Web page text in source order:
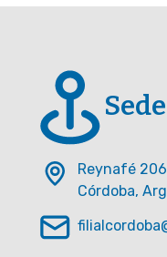
Reynafé
Córdoba,